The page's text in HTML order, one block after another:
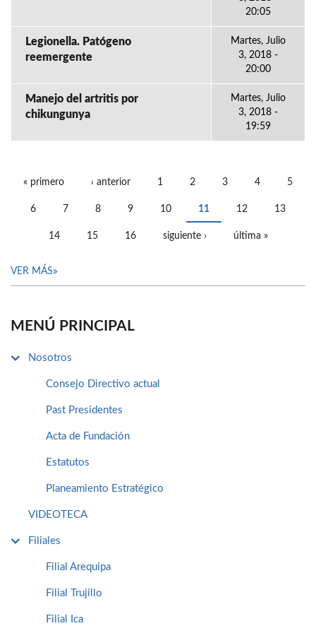
20:05
Legionella. Patógeno
reemergente
Martes, Julio
3, 2018 -
20:00
Manejo del artritis por
chikungunya
Martes, Julio
3, 2018 -
19:59
« primero ‹ anterior 1 2 3 4 5
6 7 8 9 10 11 12 13
14 15 16 siguiente › última »
VER MÁS
MENÚ PRINCIPAL
Nosotros
Consejo Directivo actual
Past Presidentes
Acta de Fundación
Estatutos
Planeamiento Estratégico
VIDEOTECA
Filiales
Filial Arequipa
Filial Trujillo
Filial Ica